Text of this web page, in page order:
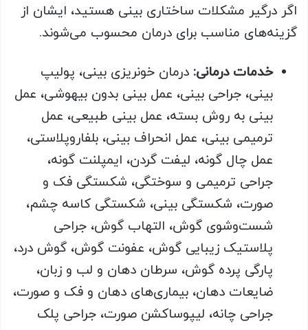
اگر درگیر مشکلات ساختاری بینی هستید، ایشان از
گزینه‌های مناسب برای درمان محسوب می‌شوند.
خدمات درمانی: درمان خونریزی بینی، پولیپ
بینی، جراحی بینی، عمل بینی بدون بیهوشی، عمل
بینی به روش بسته، عمل بینی طبیعی، عمل
ترمیمی بینی، عمل انحراف بینی، بلفاروپلاستی،
عمل چال گونه، لیفت گردن، ایمپلنت گونه،
جراحی ترمیمی و سوختگی، شکستگی فک و
صورت، شکستگی بینی، شکستگی کاسه چشم،
شست‌وشوی گوش، التهاب گوش، جراحی
پلاستیک زیبایی گوش، عفونت گوش، گوش درد،
پارگی پرده گوش، سرطان دهان و لب و زبان،
ضایعات دهان، بیماری‌های دهان و فک و صورت،
جراحی چانه، لیپوساکشن صورت، جراحی پلک